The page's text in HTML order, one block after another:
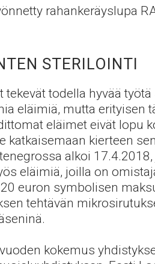
rahankeräyslupa
STERILOINTI
todella hyvää
eläimiä, mutta erityisen
eläimet eivät lopu
katkaisemaan kierteen
alkoi
eläimiä, joilla on
euron symbolisen
tehtävän
kokemus